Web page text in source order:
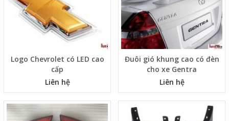
Logo Chevrolet có LED cao
cấp
Liên hệ
Đuôi gió khung cao có đèn
cho xe Gentra
Liên hệ